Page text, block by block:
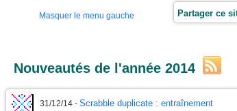
Masquer le menu gauche Partager ce
Nouveautés de l'année 2014
31/12/14 - Scrabble duplicate : entraînement